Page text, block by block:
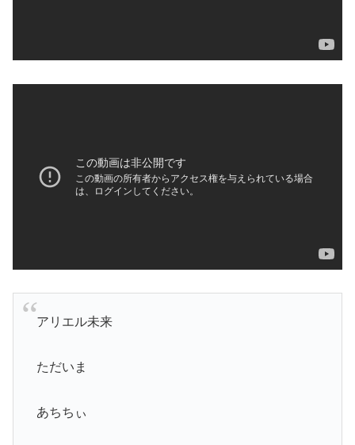
アリエル未来
ただいま
あちちぃ